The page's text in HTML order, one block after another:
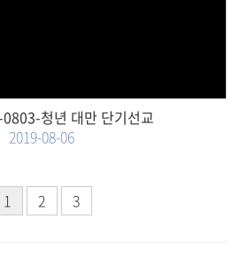
청년 대만 단기선교
2019-08-06
1 2 3